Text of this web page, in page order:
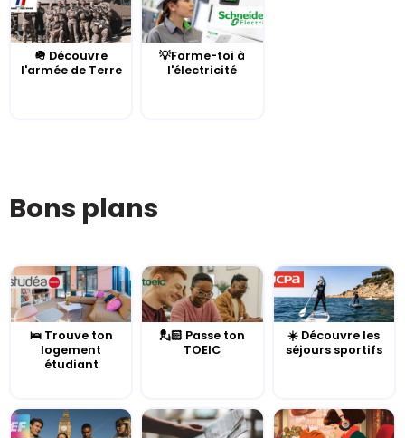
🪖 Découvre
l'armée de Terre
💡Forme-toi à
l'électricité
Bons plans
🛌 Trouve ton
logement
étudiant
💂🏻 Passe ton
TOEIC
☀️ Découvre les
séjours sportifs